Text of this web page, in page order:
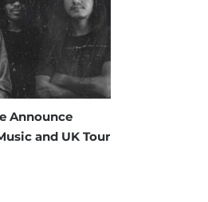
Announce
and UK Tour